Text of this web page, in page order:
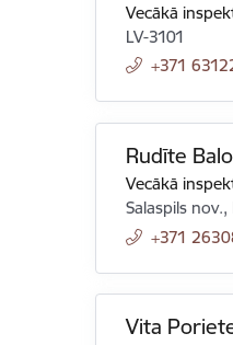
Vecākā
LV-3101
+371
Rudīte
Vecākā
Salaspils nov.,
+371
Vita